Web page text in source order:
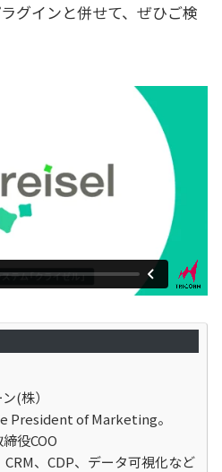
グインと併せて、ぜひご検
(株）
President of Marketing。
役COO
、CDP、データ可視化など